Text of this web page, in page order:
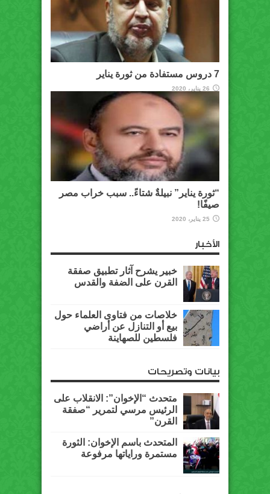
7 دروس مستفادة من ثورة يناير
26 يناير، 2020
“ثورة يناير” نبيلةٌ شتاءً.. سبب خراب مصر
صيفًا!
25 يناير، 2020
الأخبار
خبير يشرح آثار تطبيق صفقة
القرن على الضفة والقدس
خلاصات من فتاوى العلماء حول
بيع أو التنازل عن أراضي
فلسطين للصهاينة
بيانات وتصريحات
متحدث “الإخوان”: الانقلاب على
الرئيس مرسي لتمرير “صفقة
القرن”
المتحدث باسم الإخوان: الثورة
مستمرة وراياتها مرفوعة